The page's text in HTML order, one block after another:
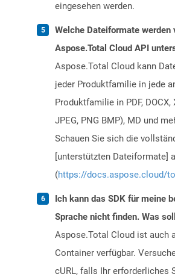
eingesehen werden.
Welche Dateiformate werden
Aspose.Total Cloud API
Aspose.Total Cloud kann
jeder Produktfamilie in jede
Produktfamilie in PDF, DOCX,
JPEG, PNG BMP), MD und
Schauen Sie sich die
[unterstützten Dateiformate]
(https://docs.aspose.cloud/
Ich kann das SDK für meine
Sprache nicht finden. Was
Aspose.Total Cloud ist auch
Container verfügbar.
cURL, falls Ihr erforderliches